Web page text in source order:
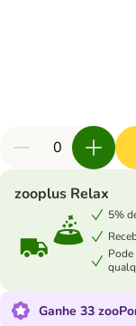
zooplus Relax
5%
Ganhe 33